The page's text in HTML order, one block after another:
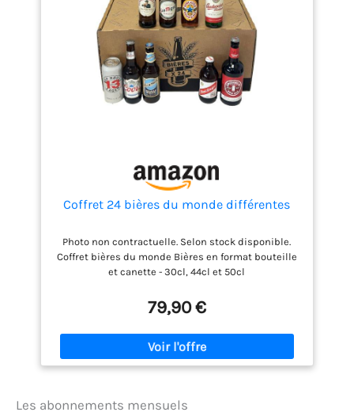
Coffret 24 bières du monde différentes
Photo non contractuelle. Selon stock disponible.
Coffret bières du monde Bières en format bouteille
et canette - 30cl, 44cl et 50cl
79,90 €
Les abonnements mensuels